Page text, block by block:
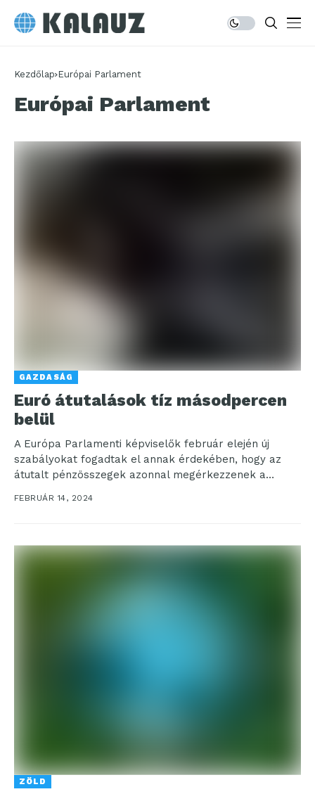
Kezdőlap Európai Parlament
Európai Parlament
GAZDASÁG
Euró átutalások tíz másodpercen
belül
A Európa Parlamenti képviselők február elején új
szabályokat fogadtak el annak érdekében, hogy az
átutalt pénzösszegek azonnal megérkezzenek a
lakossági ügyfelek és a...
FEBRUÁR 14, 2024
ZÖLD